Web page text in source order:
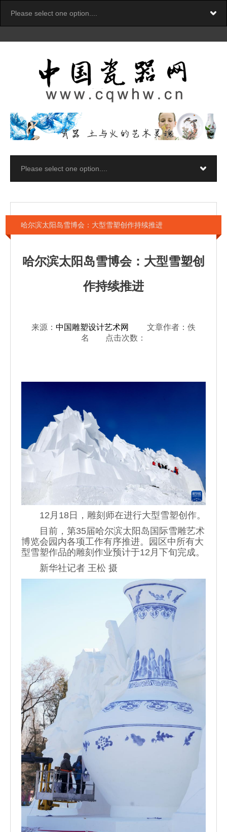
哈尔滨太阳岛雪博会：大型雪塑创作持续推进
哈尔滨太阳岛雪博会：大型雪塑创
作持续推进
来源： 中国雕塑设计艺术网
文章作者：佚
名 点击次数：
12月18日，雕刻师在进行大型雪塑创作。
目前，第35届哈尔滨太阳岛国际雪雕艺术
博览会园内各项工作有序推进。园区中所有大
型雪塑作品的雕刻作业预计于12月下旬完成。
新华社记者 王松 摄